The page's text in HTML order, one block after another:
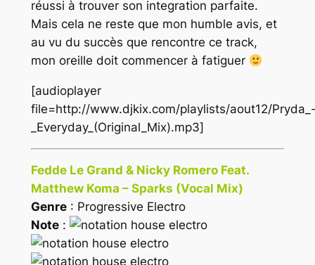
réussi à trouver son integration parfaite.
Mais cela ne reste que mon humble avis, et
au vu du succès que rencontre ce track,
mon oreille doit commencer à fatiguer
[audioplayer
file=http://www.djkix.com/playlists/aout12/
_Everyday_(Original_Mix).mp3]
Fedde Le Grand & Nicky Romero Feat.
Matthew Koma – Sparks (Vocal Mix)
Genre: Progressive Electro
Note: